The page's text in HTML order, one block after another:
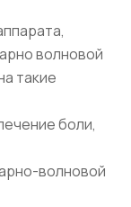
волновой
такие
боли,
волновой